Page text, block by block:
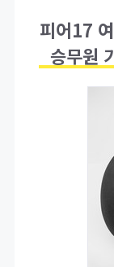
피어17
승무원